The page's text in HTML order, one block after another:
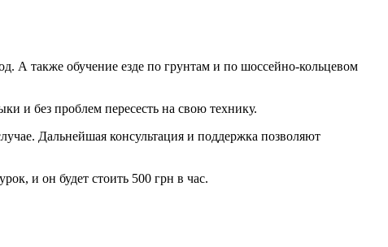
А также обучение езде по грунтам и по шоссейно-кольцевом
и без проблем пересесть на свою технику.
Дальнейшая консультация и поддержка позволяют
и он будет стоить 500 грн в час.